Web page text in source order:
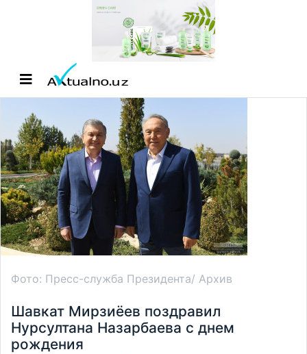
Фото: Пресс-служба Президента/ Архив
Шавкат Мирзиёев поздравил
Нурсултана Назарбаева с днем
рождения